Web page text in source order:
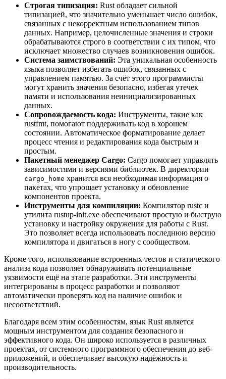
Строгая типизация: Rust обладает сильной
типизацией, что значительно уменьшает число ошибок,
связанных с некорректным использованием типов
данных. Например, целочисленные значения и строки
обрабатываются строго в соответствии с их типом, что
исключает множество случаев возникновения ошибок.
Система заимствований: Эта уникальная особенность
языка позволяет избегать ошибок, связанных с
управлением памятью. За счёт этого программисты
могут хранить значения безопасно, избегая утечек
памяти и использования неинициализированных
данных.
Сопровождаемость кода: Инструменты, такие как
rustfmt, помогают поддерживать код в хорошем
состоянии. Автоматическое форматирование делает
процесс чтения и редактирования кода быстрым и
простым.
Пакетный менеджер Cargo: Cargo помогает управлять
зависимостями и версиями библиотек. В директории
cargo_home хранится вся необходимая информация о
пакетах, что упрощает установку и обновление
компонентов проекта.
Инструменты для компиляции: Компилятор rustc и
утилита rustup-init.exe обеспечивают простую и быструю
установку и настройку окружения для работы с Rust.
Это позволяет всегда использовать последнюю версию
компилятора и двигаться в ногу с сообществом.
Кроме того, использование встроенных тестов и статического
анализа кода позволяет обнаруживать потенциальные
уязвимости ещё на этапе разработки. Эти инструменты
интегрированы в процесс разработки и позволяют
автоматически проверять код на наличие ошибок и
несоответствий.
Благодаря всем этим особенностям, язык Rust является
мощным инструментом для создания безопасного и
эффективного кода. Он широко используется в различных
проектах, от системного программного обеспечения до веб-
приложений, и обеспечивает высокую надёжность и
производительность.